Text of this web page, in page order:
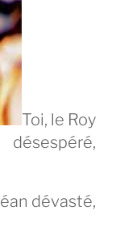
Toi, le Roy
désespéré,
dévasté,